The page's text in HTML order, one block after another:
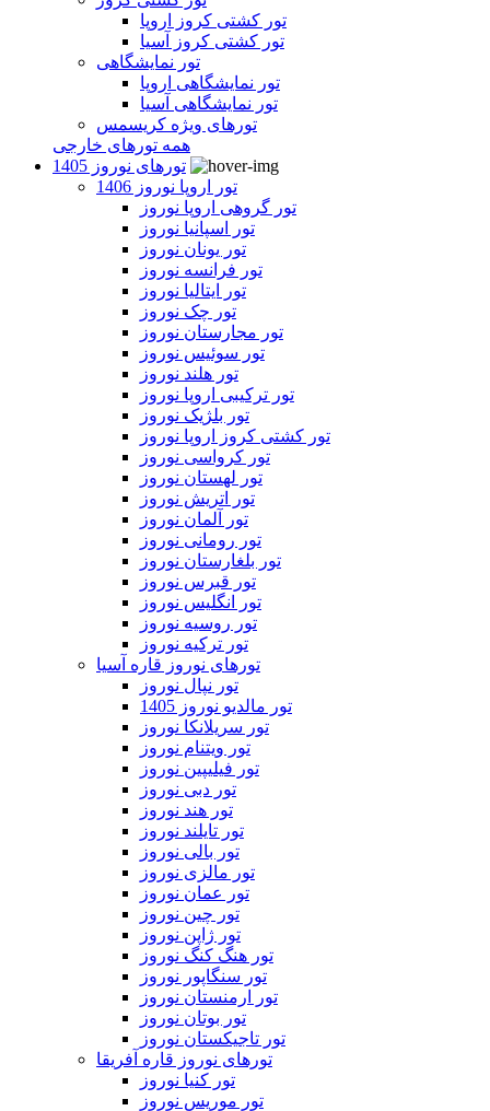
تور کشتی کروز اروپا
تور کشتی کروز آسیا
تور نمایشگاهی
تور نمایشگاهی اروپا
تور نمایشگاهی آسیا
تورهای ویژه کریسمس
همه تورهای خارجی
تورهای نوروز 1405
تور اروپا نوروز 1406
تور گروهی اروپا نوروز
تور اسپانیا نوروز
تور یونان نوروز
تور فرانسه نوروز
تور ایتالیا نوروز
تور چک نوروز
تور مجارستان نوروز
تور سوئیس نوروز
تور هلند نوروز
تور ترکیبی اروپا نوروز
تور بلژیک نوروز
تور کشتی کروز اروپا نوروز
تور کرواسی نوروز
تور لهستان نوروز
تور اتریش نوروز
تور آلمان نوروز
تور رومانی نوروز
تور بلغارستان نوروز
تور قبرس نوروز
تور انگلیس نوروز
تور روسیه نوروز
تور ترکیه نوروز
تورهای نوروز قاره آسیا
تور نپال نوروز
تور مالدیو نوروز 1405
تور سریلانکا نوروز
تور ویتنام نوروز
تور فیلیپین نوروز
تور دبی نوروز
تور هند نوروز
تور تایلند نوروز
تور بالی نوروز
تور مالزی نوروز
تور عمان نوروز
تور چین نوروز
تور ژاپن نوروز
تور هنگ کنگ نوروز
تور سنگاپور نوروز
تور ارمنستان نوروز
تور بوتان نوروز
تور تاجیکستان نوروز
تورهای نوروز قاره آفریقا
تور کنیا نوروز
تور موریس نوروز